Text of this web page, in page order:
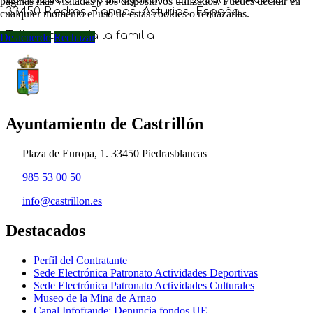
33450 Piedras Blancas, Asturias, España
Taller para toda la familia
Ayuntamiento de Castrillón
Plaza de Europa, 1. 33450 Piedrasblancas
985 53 00 50
info@castrillon.es
Destacados
Perfil del Contratante
Sede Electrónica Patronato Actividades Deportivas
Sede Electrónica Patronato Actividades Culturales
Museo de la Mina de Arnao
cualquier momento el uso de estás cookies o rechazarlas.
De acuerdo Rechazar